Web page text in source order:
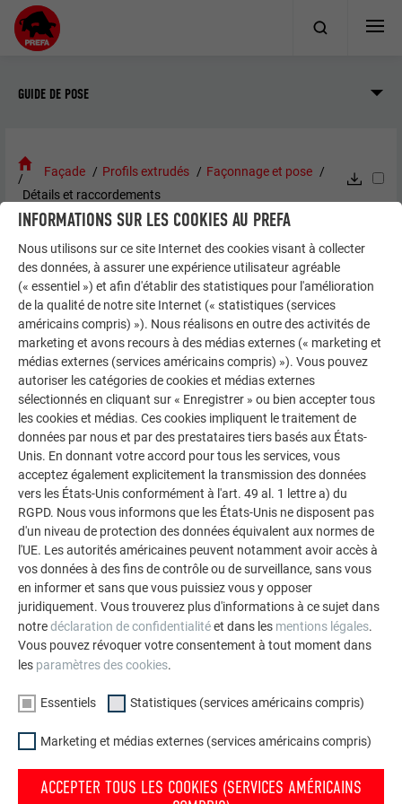
GUIDE DE POSE
Façade Profils extrudés
Façonnage et pose
Détails et raccordements
DÉTAILS ET RACCORDEMENTS
REMARQUE
Vous trouverez tous les détails relatifs à la mise en
œuvre, tels que les tableaux de fenêtre, les linteaux de
fenêtre, les embrasures de fenêtre et les acrotères,
dans les plans génériques de PREFA, ainsi que dans le
guide pratique de conception des façades PREFA.
RETOUR SUIVANT
L’ENTREPRISE FAMILIALE | PREFA
À propos de nous
Durabilité
Presse
Conformité
NOUS VOUS OFFRONS NOTRE AIDE
Commander des prospectus
INFORMATIONS SUR LES COOKIES AU PREFA
Nous utilisons sur ce site Internet des cookies visant à collecter
des données, à assurer une expérience utilisateur agréable
(« essentiel ») et afin d'établir des statistiques pour l'amélioration
de la qualité de notre site Internet (« statistiques (services
américains compris) »). Nous réalisons en outre des activités de
marketing et avons recours à des médias externes (« marketing et
médias externes (services américains compris) »). Vous pouvez
autoriser les catégories de cookies et médias externes
sélectionnés en cliquant sur « Enregistrer » ou bien accepter tous
les cookies et médias. Ces cookies impliquent le traitement de
données par nous et par des prestataires tiers basés aux États-
Unis. En donnant votre accord pour tous les services, vous
acceptez également explicitement la transmission des données
vers les États-Unis conformément à l'art. 49 al. 1 lettre a) du
RGPD. Nous vous informons que les États-Unis ne disposent pas
d'un niveau de protection des données équivalent aux normes de
l'UE. Les autorités américaines peuvent notamment avoir accès à
vos données à des fins de contrôle ou de surveillance, sans vous
en informer et sans que vous puissiez vous y opposer
juridiquement. Vous trouverez plus d'informations à ce sujet dans
notredéclaration de confidentialitéet dans les mentions légales.
Vous pouvez révoquer votre consentement à tout moment dans
les paramètres des cookies.
Essentiels Statistiques (services américains compris)
Marketing et médias externes (services américains compris)
ACCEPTER TOUS LES COOKIES (SERVICES AMÉRICAINS